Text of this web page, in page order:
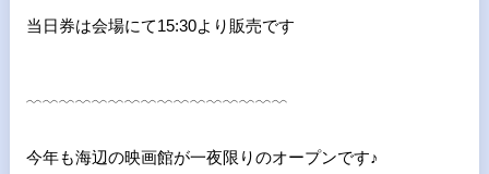
当日券は会場にて15:30より販売です
﹋﹋﹋﹋﹋﹋﹋﹋﹋﹋﹋﹋﹋﹋﹋﹋
今年も海辺の映画館が一夜限りのオープンです♪